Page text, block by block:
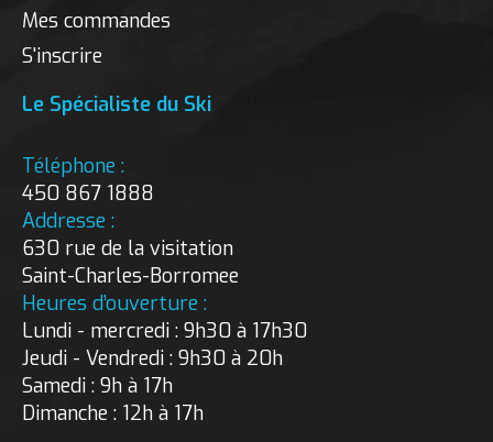
Mes commandes
S'inscrire
Le Spécialiste du Ski
Téléphone :
450 867 1888
Addresse :
630 rue de la visitation
Saint-Charles-Borromee
Heures d’ouverture :
Lundi - mercredi : 9h30 à 17h30
Jeudi - Vendredi : 9h30 à 20h
Samedi : 9h à 17h
Dimanche : 12h à 17h